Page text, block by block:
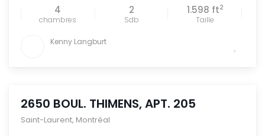
4
chambres
2
Sdb
1.598 ft2
Taille
Kenny Langburt
2650 BOUL. THIMENS, APT. 205
Saint-Laurent, Montréal